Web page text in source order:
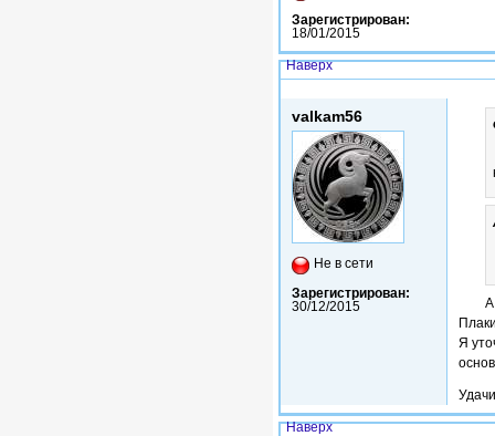
Зарегистрирован:
18/01/2015
Наверх
valkam56
Не в сети
Зарегистрирован:
30/12/2015
А
Я
Наверх